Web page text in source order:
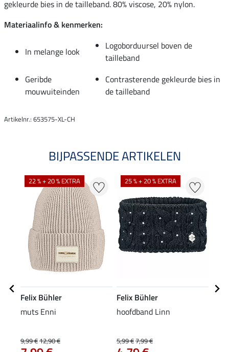
gekleurde bies in de tailleband. 80% viscose, 20% nylon.
Materiaalinfo & kenmerken:
In melange look
Logoborduursel boven de
tailleband
Geribde
mouwuiteinden
Contrasterende gekleurde bies in
de tailleband
Artikelnr.: 653575-XL-CH
BIJPASSENDE ARTIKELEN
22 % + 20 % EXTRA
Felix Bühler
muts Enni
9,99 €12,90 €
25 % + 20 % EXTRA
Felix Bühler
hoofdband Linn
5,99 €7,99 €